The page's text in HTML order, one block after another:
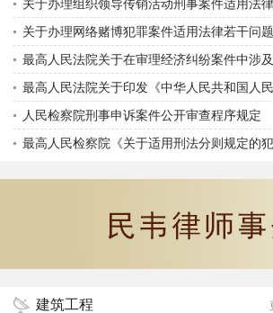
的规定》的通知
关于办理组织领导传销活动刑事案件适用法
干问题的意见
关于办理网络赌博犯罪案件适用法律若干问
意见
最高人民法院关于在审理经济纠纷案件中涉
济犯罪嫌疑若干问题的规定
最高人民法院关于印发《中华人民共和国人
院法庭规则》的通知
人民检察院刑事申诉案件公开审查程序规定
最高人民检察院《关于适用刑法分则规定的
建筑工程